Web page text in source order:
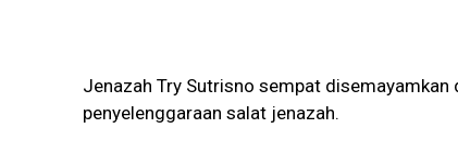
Jenazah Try Sutrisno sempat disemayamkan
penyelenggaraan salat jenazah.